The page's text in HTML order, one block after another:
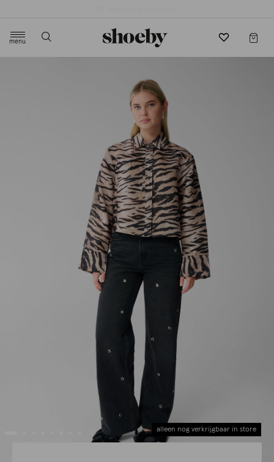
menu
alleen nog verkrijgbaar in store